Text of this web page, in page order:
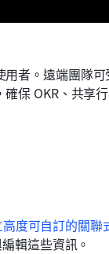
者。遠端團隊
保 OKR、共享
度可自訂的關聯
輯這些資訊。